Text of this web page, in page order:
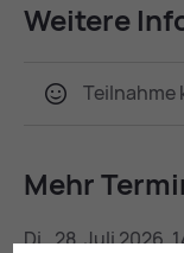
Wei­te­re
Teil­nah­me
Mehr
Di., 28. Juli 2026,